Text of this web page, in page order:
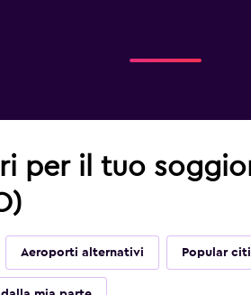
per il tuo
Aeroporti alternativi Popular